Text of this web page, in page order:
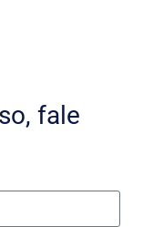
fale